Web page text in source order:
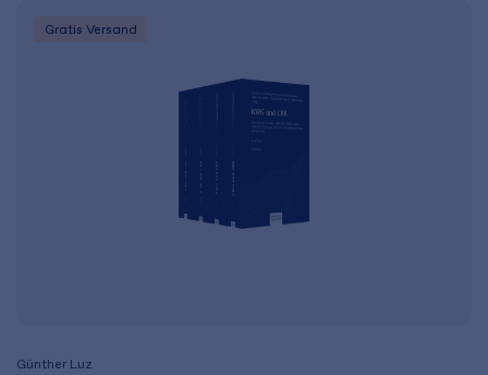
Gratis Versand
Günther Luz